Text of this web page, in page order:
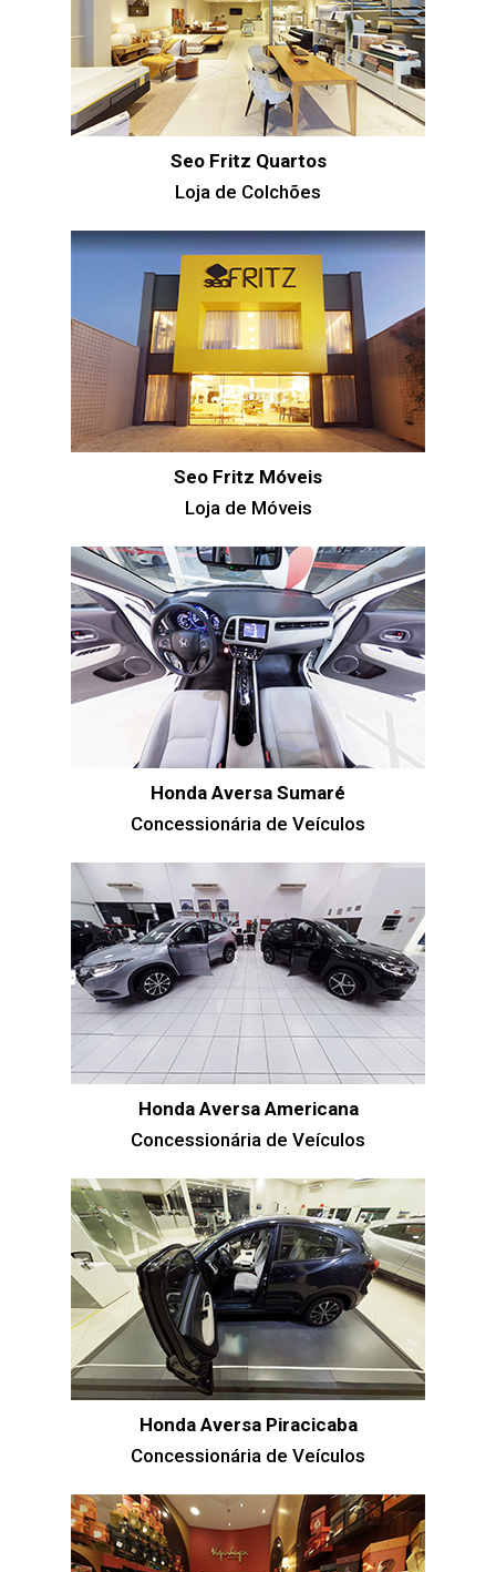
Seo Fritz Quartos
Loja de Colchões
Seo Fritz Móveis
Loja de Móveis
Honda Aversa Sumaré
Concessionária de Veículos
Honda Aversa Americana
Concessionária de Veículos
Honda Aversa Piracicaba
Concessionária de Veículos